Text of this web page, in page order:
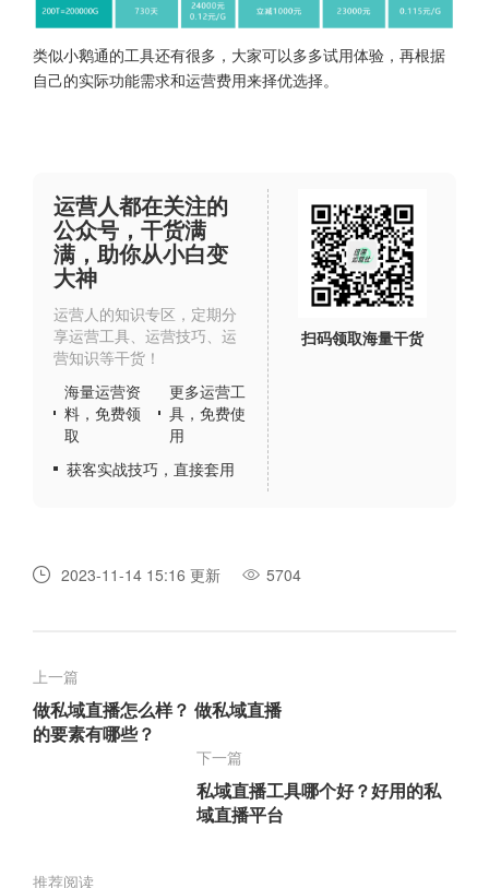
类似小鹅通的工具还有很多，大家可以多多试用体验，再根据
自己的实际功能需求和运营费用来择优选择。
运营人都在关注的
公众号，干货满
满，助你从小白变
大神
运营人的知识专区，定期分
享运营工具、运营技巧、运
营知识等干货！
海量运营资
料，免费领
取
更多运营工
具，免费使
用
获客实战技巧，直接套用
扫码领取海量干货
2023-11-14 15:16 更新 5704
上一篇
做私域直播怎么样？ 做私域直播
的要素有哪些？
下一篇
私域直播工具哪个好？好用的私
域直播平台
推荐阅读